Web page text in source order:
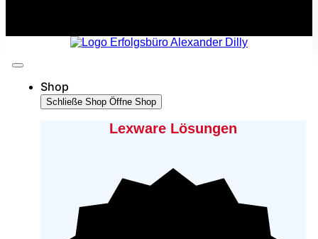
Shop
Schließe Shop Öffne Shop
Lexware Lösungen